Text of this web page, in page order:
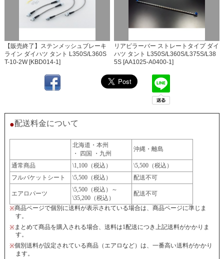
【販売終了】ステンメッシュブレーキ
ライン ダイハツ タント L350S/L360S
T-10-2W [KBD014-1]
リアピラーバー ストレートタイプ ダイ
ハツ タント L350S/L360S/L375S/L38
5S [AA1025-A0400-1]
●配送料金について
北海道・本州
・ 四国 ・九州
沖縄・離島
通常商品 \1,100（税込）
\5,500（税込）
フルバケットシート
\5,500（税込） 配送不可
エアロパーツ
\5,500（税込）～
\35,200（税込）
配送不可
※商品ページで個別に送料が表示されている場合は、商品ページに準じま
す。
※まとめて商品を購入される場合、送料は1配送につき上記送料がかかりま
す。
※個別送料が設定されている商品（エアロなど）は、一番高い送料がかかり
ます。